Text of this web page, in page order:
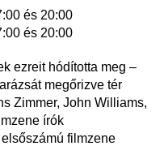
és 20:00
és 20:00
ezreit hódította meg –
megőrizve tér
Zimmer, John Williams,
írók
filmzene